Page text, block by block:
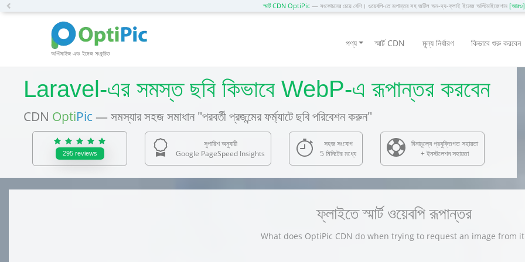
স্মার্ট CDN OptiPic— সংকোচনের চেয়ে বেশি। ওয়েবপি-তে রূপান্তর সহ জটিল অন-দ্য-ফ্লাই ইমেজ অপ্টিমাইজেশান [আরও]
অপ্টিমাইজ এবং ইমেজ সংকুচিত
পণ্য স্মার্ট CDN মূল্য নির্ধারণ কিভাবে শুরু করবেন
Laravel-এর সমস্ত ছবি কিভাবে WebP-এ রূপান্তর করবেন
CDN OptiPic — সমস্যার সহজ সমাধান "পরবর্তী প্রজন্মের ফর্ম্যাটে ছবি পরিবেশন করুন"
295 reviews
সুপারিশ অনুযায়ী
Google PageSpeed Insights
সহজ সংযোগ
5 মিনিটের মধ্যে
বিনামূল্যে প্রযুক্তিগত সহায়তা
+ ইনস্টলেশন সহায়তা
ফ্লাইতে স্মার্ট ওয়েবপি রূপান্তর
What does OptiPic CDN do when trying to request an image from